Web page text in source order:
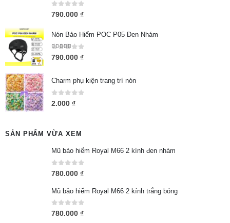
0out of 5
790.000 ₫
Nón Bảo Hiểm POC P05 Đen Nhám
5.00 out of 5
790.000 ₫
Charm phụ kiện trang trí nón
0 out of 5
2.000 ₫
SẢN PHẨM VỪA XEM
Mũ bảo hiểm Royal M66 2 kính đen nhám
0out of 5
780.000 ₫
Mũ bảo hiểm Royal M66 2 kính trắng bóng
0out of 5
780.000 ₫